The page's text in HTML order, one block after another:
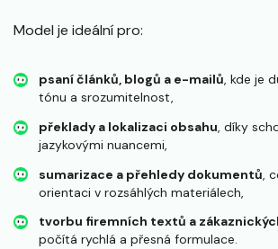
Model je ideální pro:
psaní článků, blogů a e-mailů, kde je
tónu a srozumitelnost,
překlady a lokalizaci obsahu, díky
jazykovými nuancemi,
sumarizace a přehledy dokumentů,
orientaci v rozsáhlých materiálech,
tvorbu firemních textů a
počítá rychlá a přesná formulace.